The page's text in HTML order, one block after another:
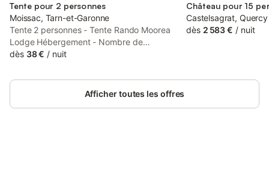
Tente pour 2 personnes
Moissac, Tarn-et-Garonne
Tente 2 personnes - Tente Rando Moorea
Lodge Hébergement - Nombre de
chambres: 1 - 1 chambre: 2 lits simples -
an Équipements - Type de cuisine: Pas
de cuisine - Pas de douche et sanitaires
dès 38 € / nuit
Château pour 15
Castelsagrat, Quercy
dès 2 583 € / nuit
Afficher toutes les offres